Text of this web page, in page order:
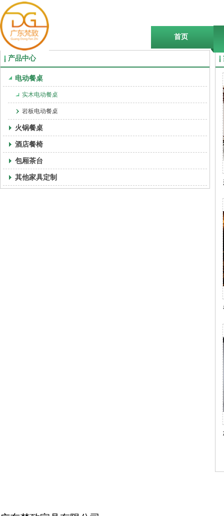
首页
产品中心
电动餐桌
实木电动餐桌
岩板电动餐桌
火锅餐桌
酒店餐椅
包厢茶台
其他家具定制